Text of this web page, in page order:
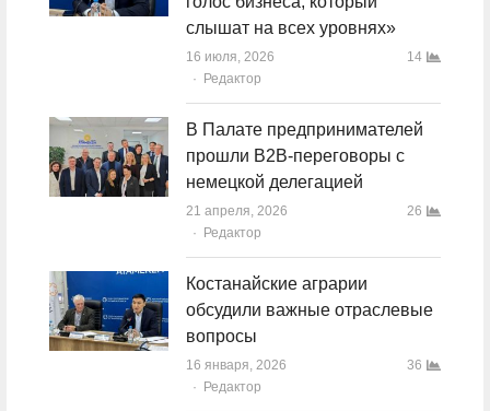
слышат на всех уровнях»
16 июля, 2026
Author
Редактор
14
В Палате предпринимателей
прошли B2B-переговоры с
немецкой делегацией
21 апреля, 2026
Author
Редактор
26
Костанайские аграрии
обсудили важные отраслевые
вопросы
16 января, 2026
Author
Редактор
36